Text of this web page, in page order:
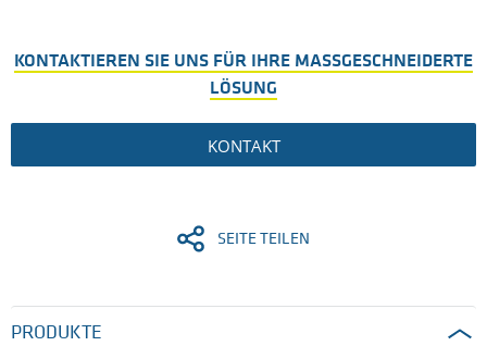
KONTAKTIEREN SIE UNS FÜR IHRE MASSGESCHNEIDERTE
LÖSUNG
KONTAKT
SEITE TEILEN
PRODUKTE